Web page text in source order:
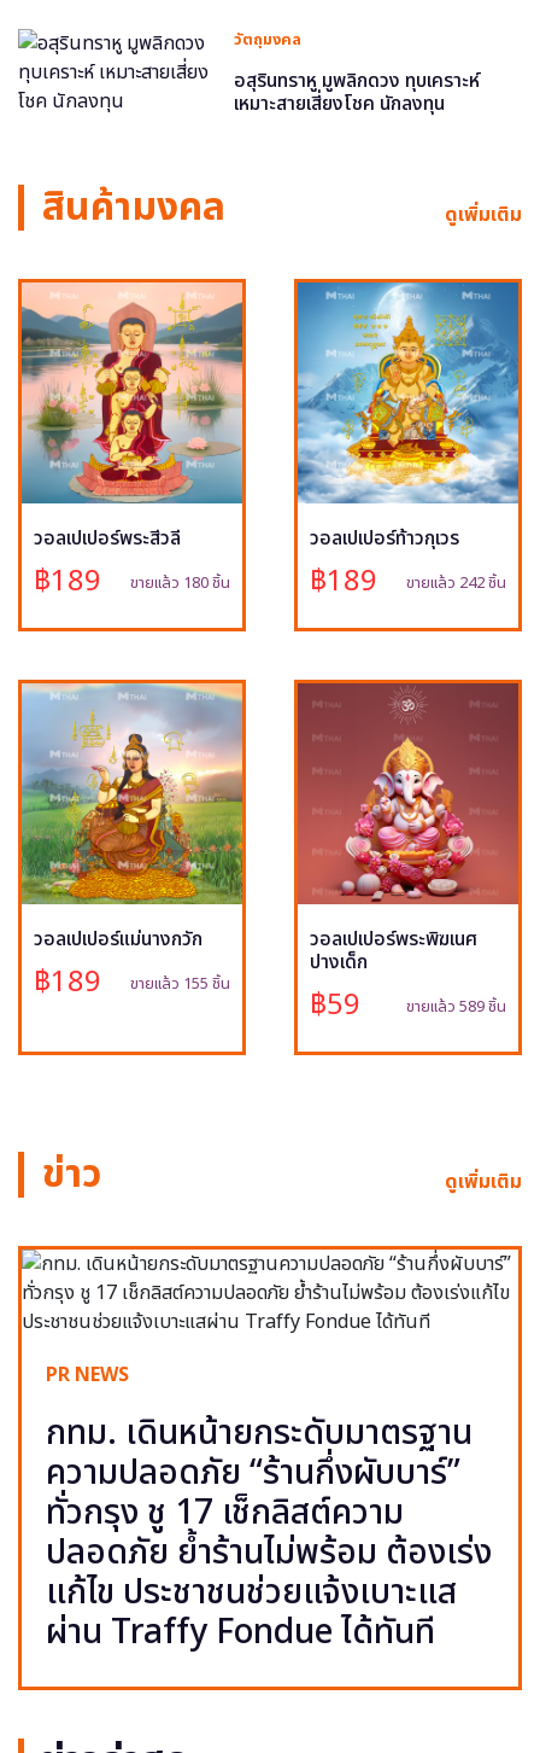
วัตถุมงคล
อสุรินทราหู มูพลิกดวง ทุบเคราะห์
เหมาะสายเสี่ยงโชค นักลงทุน
สินค้ามงคล ดูเพิ่มเติม
วอลเปเปอร์พระสีวลี
฿189 ขายแล้ว 180 ชิ้น
วอลเปเปอร์ท้าวกุเวร
฿189 ขายแล้ว 242 ชิ้น
วอลเปเปอร์แม่นางกวัก
฿189 ขายแล้ว 155 ชิ้น
วอลเปเปอร์พระพิฆเนศ
ปางเด็ก
฿59 ขายแล้ว 589 ชิ้น
ข่าว ดูเพิ่มเติม
PR NEWS
กทม. เดินหน้ายกระดับมาตรฐาน
ความปลอดภัย “ร้านกึ่งผับบาร์”
ทั่วกรุง ชู 17 เช็กลิสต์ความ
ปลอดภัย ย้ำร้านไม่พร้อม ต้องเร่ง
แก้ไข ประชาชนช่วยแจ้งเบาะแส
ผ่าน Traffy Fondue ได้ทันที